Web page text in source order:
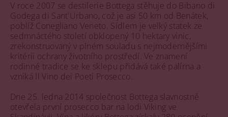
V roce 2007 se destilerie Bottega stěhuje do Bibano di
Godega di Sant'Urbano, což je asi 50 km od Benátek,
poblíž Conegliano Veneto. Sídlem je velký statek ze
sedmnáctého století obklopený 10 hektary vinic,
zrekonstruovaný v plném souladu s nejmodernějšími
kritérii ochrany životního prostředí. Ve znamení
rodinné tradice se ke sklepu přidává také palírna a
vzniká Il Vino dei Poeti Prosecco.
Dne 25. ledna 2014 společnost Bottega slavnostně
otevřela první prosecco bar na lodi Viking ve